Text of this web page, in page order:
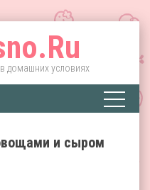
домашних условиях
и сыром